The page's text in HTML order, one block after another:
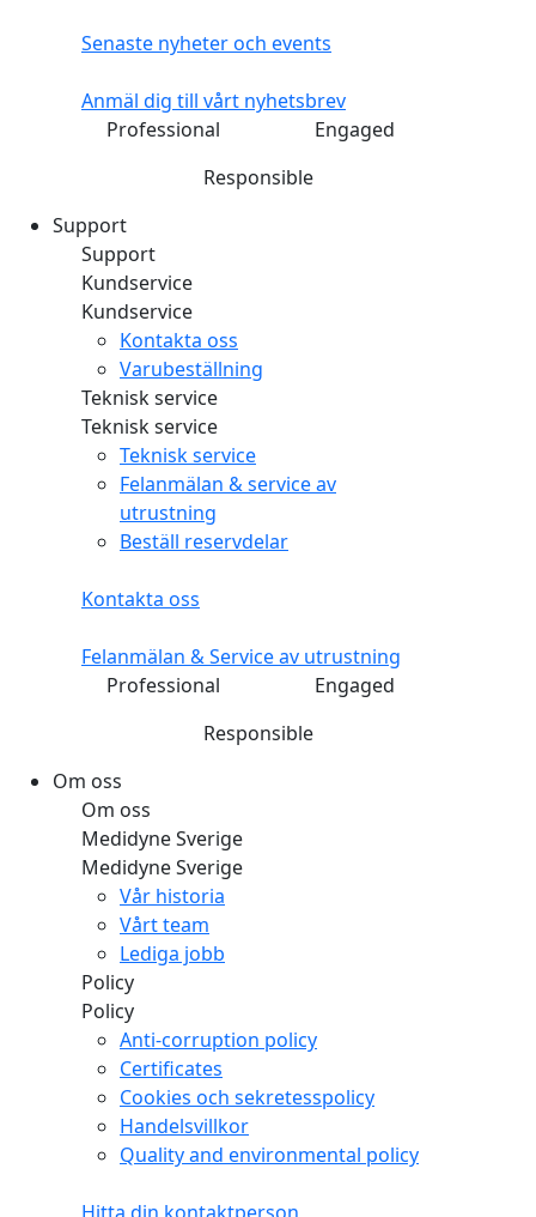
Senaste nyheter och events
Anmäl dig till vårt nyhetsbrev
Professional
Engaged
Responsible
Support
Support
Kundservice
Kundservice
Kontakta oss
Varubeställning
Teknisk service
Teknisk service
Teknisk service
Felanmälan & service av
utrustning
Beställ reservdelar
Kontakta oss
Felanmälan & Service av utrustning
Professional
Engaged
Responsible
Om oss
Om oss
Medidyne Sverige
Medidyne Sverige
Vår historia
Vårt team
Lediga jobb
Policy
Policy
Anti-corruption policy
Certificates
Cookies och sekretesspolicy
Handelsvillkor
Quality and environmental policy